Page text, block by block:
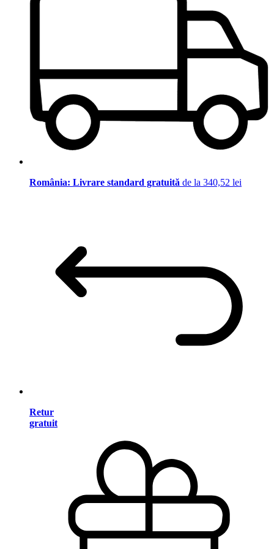
România: Livrare standard gratuită de la 340,52 lei
Retur
gratuit